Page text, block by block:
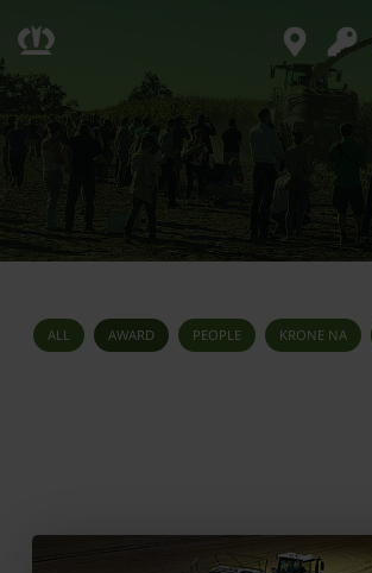
ALL AWARD PEOPLE KRONE NA